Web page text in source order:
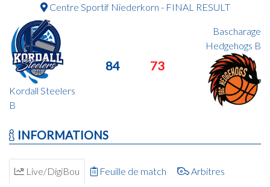
Centre Sportif Niederkorn - FINAL RESULT
Kordall Steelers
B
84 73
Bascharage
Hedgehogs B
INFORMATIONS
Live/DigiBou Feuille de match Arbitres